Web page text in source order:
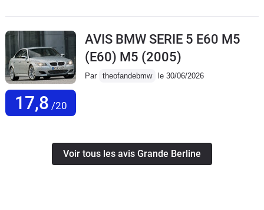
17,8 /20
AVIS BMW SERIE 5 E60 M5
(E60) M5 (2005)
Par theofandebmw le 30/06/2026
Voir tous les avis Grande Berline